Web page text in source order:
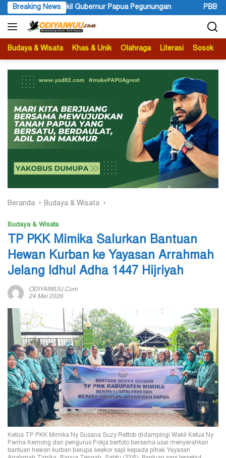
Langsung
ke
konten
Breaking News
Pegunungan PBB Mengakui Kedaulatan Negara
Budaya & Wisata Khas & Unik Olahraga Literasi Sosok
Beranda Budaya & Wisata
Budaya & Wisata
TP PKK Mimika Salurkan Bantuan
Hewan Kurban ke Yayasan Arrahmah
Jelang Idhul Adha 1447 Hijriyah
ODIYAIWUU.com
24 Mei 2026
Ketua TP PKK Mimika Ny Susana Suzy Rettob didampingi Wakil Ketua Ny
Perina Kemong dan pengurus Pokja berfoto bersama usai menyerahkan
bantuan hewan kurban berupa seekor sapi kepada pihak Yayasan